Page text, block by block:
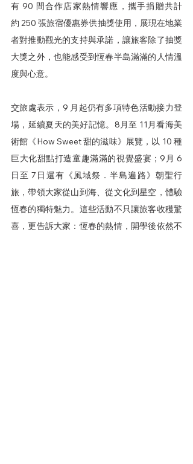
有 90 間合作店家熱情響應，攜手捐贈共計
約 250 張旅宿優惠券供抽獎使用，展現在地業
者對推動觀光的支持與承諾，讓旅客除了抽獎
大獎之外，也能感受到恆春半島滿滿的人情溫
度與心意。
交旅處表示，9 月起仍有多項特色活動接力登
場，延續夏天的美好記憶。8月至 11月看海美
術館《How Sweet 甜的滋味》展覽，以 10 種
巨大化甜點打造童趣滿滿的視覺盛宴；9月 6
日至 7日還有《風域祭．半島遍路》朝聖行
旅，帶領大家從山到海、從文化到星空，體驗
恆春的獨特魅力。這些活動不只讓旅客收穫驚
喜，更告訴大家：恆春的熱情，開學後依然不